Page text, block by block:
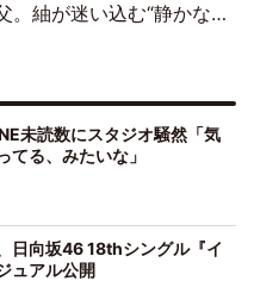
“静かな恐怖”――『路地裏ホテル』EP4
未読数にスタジオ騒然「気
てる、みたいな」
日向坂46 18thシングル『イ
ュアル公開